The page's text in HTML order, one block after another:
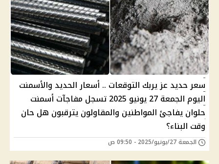
سعر حديد عز يربك التوقعات .. أسعار الحديد والأسمنت
اليوم الجمعة 27 يونيو 2025 تسجل مفاجآت أسمنت
حلوان يفاجئ المواطنين والمقاولون يترقبون هل حان
وقت البناء؟
الجمعة 27/يونيو/2025 - 09:50 ص